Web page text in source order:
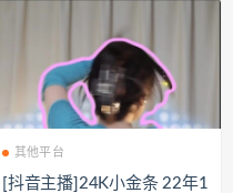
其他平台
[抖音主播]24K小金条 22年1